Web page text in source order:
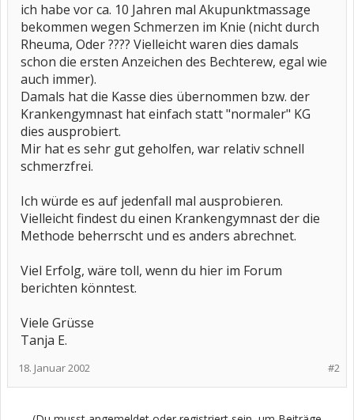
ich habe vor ca. 10 Jahren mal Akupunktmassage
bekommen wegen Schmerzen im Knie (nicht durch
Rheuma, Oder ???? Vielleicht waren dies damals
schon die ersten Anzeichen des Bechterew, egal wie
auch immer).
Damals hat die Kasse dies übernommen bzw. der
Krankengymnast hat einfach statt "normaler" KG
dies ausprobiert.
Mir hat es sehr gut geholfen, war relativ schnell
schmerzfrei.
Ich würde es auf jedenfall mal ausprobieren.
Vielleicht findest du einen Krankengymnast der die
Methode beherrscht und es anders abrechnet.
Viel Erfolg, wäre toll, wenn du hier im Forum
berichten könntest.
Viele Grüsse
Tanja E.
#2
18. Januar 2002